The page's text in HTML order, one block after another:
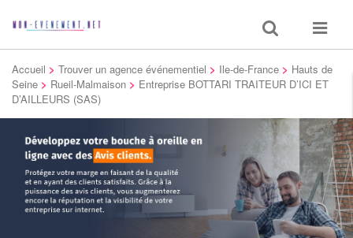
Toggle
search
Toggle
Accueil > Trouver un agence événementiel > Ile-de-France > Hauts de
Seine > Rueil-Malmaison > Entreprise BOTTARI TRAITEUR D’ICI ET
D’AILLEURS (SAS)